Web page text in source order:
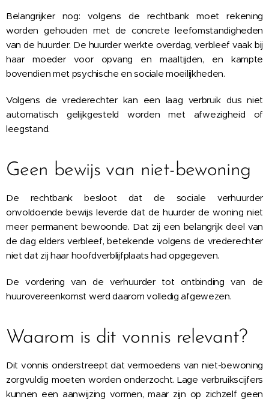
Belangrijker nog: volgens de rechtbank moet rekening
worden gehouden met de concrete leefomstandigheden
van de huurder. De huurder werkte overdag, verbleef vaak bij
haar moeder voor opvang en maaltijden, en kampte
bovendien met psychische en sociale moeilijkheden.
Volgens de vrederechter kan een laag verbruik dus niet
automatisch gelijkgesteld worden met afwezigheid of
leegstand.
Geen bewijs van niet-bewoning
De rechtbank besloot dat de sociale verhuurder
onvoldoende bewijs leverde dat de huurder de woning niet
meer permanent bewoonde. Dat zij een belangrijk deel van
de dag elders verbleef, betekende volgens de vrederechter
niet dat zij haar hoofdverblijfplaats had opgegeven.
De vordering van de verhuurder tot ontbinding van de
huurovereenkomst werd daarom volledig afgewezen.
Waarom is dit vonnis relevant?
Dit vonnis onderstreept dat vermoedens van niet-bewoning
zorgvuldig moeten worden onderzocht. Lage verbruikscijfers
kunnen een aanwijzing vormen, maar zijn op zichzelf geen